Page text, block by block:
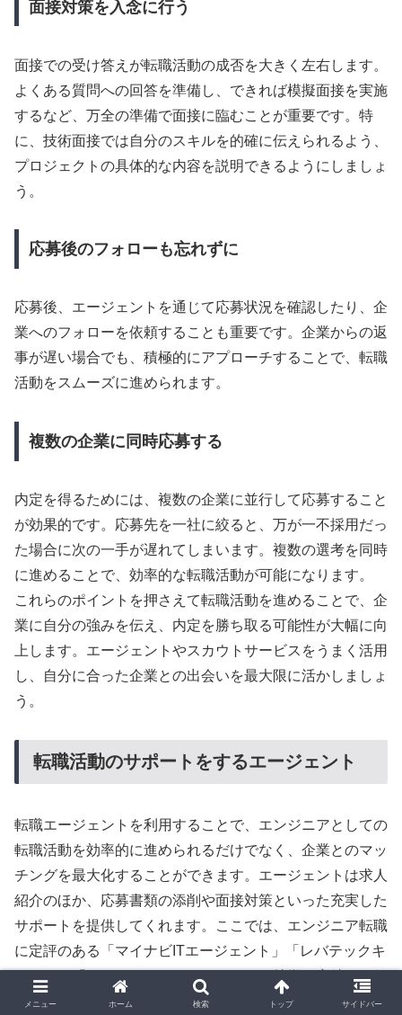
面接対策を入念に行う
面接での受け答えが転職活動の成否を大きく左右します。
よくある質問への回答を準備し、できれば模擬面接を実施
するなど、万全の準備で面接に臨むことが重要です。特
に、技術面接では自分のスキルを的確に伝えられるよう、
プロジェクトの具体的な内容を説明できるようにしましょ
う。
応募後のフォローも忘れずに
応募後、エージェントを通じて応募状況を確認したり、企
業へのフォローを依頼することも重要です。企業からの返
事が遅い場合でも、積極的にアプローチすることで、転職
活動をスムーズに進められます。
複数の企業に同時応募する
内定を得るためには、複数の企業に並行して応募すること
が効果的です。応募先を一社に絞ると、万が一不採用だっ
た場合に次の一手が遅れてしまいます。複数の選考を同時
に進めることで、効率的な転職活動が可能になります。
これらのポイントを押さえて転職活動を進めることで、企
業に自分の強みを伝え、内定を勝ち取る可能性が大幅に向
上します。エージェントやスカウトサービスをうまく活用
し、自分に合った企業との出会いを最大限に活かしましょ
う。
転職活動のサポートをするエージェント
転職エージェントを利用することで、エンジニアとしての
転職活動を効率的に進められるだけでなく、企業とのマッ
チングを最大化することができます。エージェントは求人
紹介のほか、応募書類の添削や面接対策といった充実した
サポートを提供してくれます。ここでは、エンジニア転職
に定評のある「マイナビITエージェント」「レバテックキ
ャリア」「リクルートエージェント」の特徴や実績をご紹
介します。
メニュー ホーム 検索 トップ サイドバー